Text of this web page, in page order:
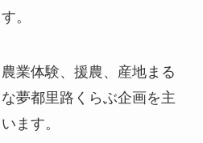
。
業体験、援農、産地まる
夢都里路くらぶ企画を主
ます。